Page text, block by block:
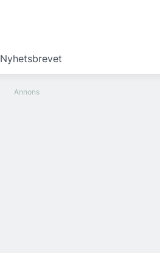
Nyhetsbrevet